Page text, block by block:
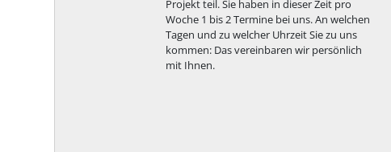
Projekt teil. Sie haben in dieser Zeit pro
Woche 1 bis 2 Termine bei uns. An welchen
Tagen und zu welcher Uhrzeit Sie zu uns
kommen: Das vereinbaren wir persönlich
mit Ihnen.